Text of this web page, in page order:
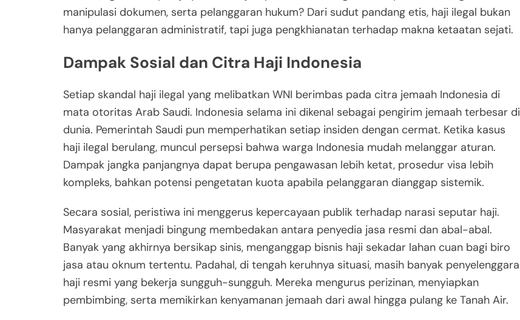
manipulasi dokumen, serta pelanggaran hukum? Dari sudut pandang etis, haji ilegal bukan
hanya pelanggaran administratif, tapi juga pengkhianatan terhadap makna ketaatan sejati.
Dampak Sosial dan Citra Haji Indonesia
Setiap skandal haji ilegal yang melibatkan WNI berimbas pada citra jemaah Indonesia di
mata otoritas Arab Saudi. Indonesia selama ini dikenal sebagai pengirim jemaah terbesar di
dunia. Pemerintah Saudi pun memperhatikan setiap insiden dengan cermat. Ketika kasus
haji ilegal berulang, muncul persepsi bahwa warga Indonesia mudah melanggar aturan.
Dampak jangka panjangnya dapat berupa pengawasan lebih ketat, prosedur visa lebih
kompleks, bahkan potensi pengetatan kuota apabila pelanggaran dianggap sistemik.
Secara sosial, peristiwa ini menggerus kepercayaan publik terhadap narasi seputar haji.
Masyarakat menjadi bingung membedakan antara penyedia jasa resmi dan abal-abal.
Banyak yang akhirnya bersikap sinis, menganggap bisnis haji sekadar lahan cuan bagi biro
jasa atau oknum tertentu. Padahal, di tengah keruhnya situasi, masih banyak penyelenggara
haji resmi yang bekerja sungguh-sungguh. Mereka mengurus perizinan, menyiapkan
pembimbing, serta memikirkan kenyamanan jemaah dari awal hingga pulang ke Tanah Air.